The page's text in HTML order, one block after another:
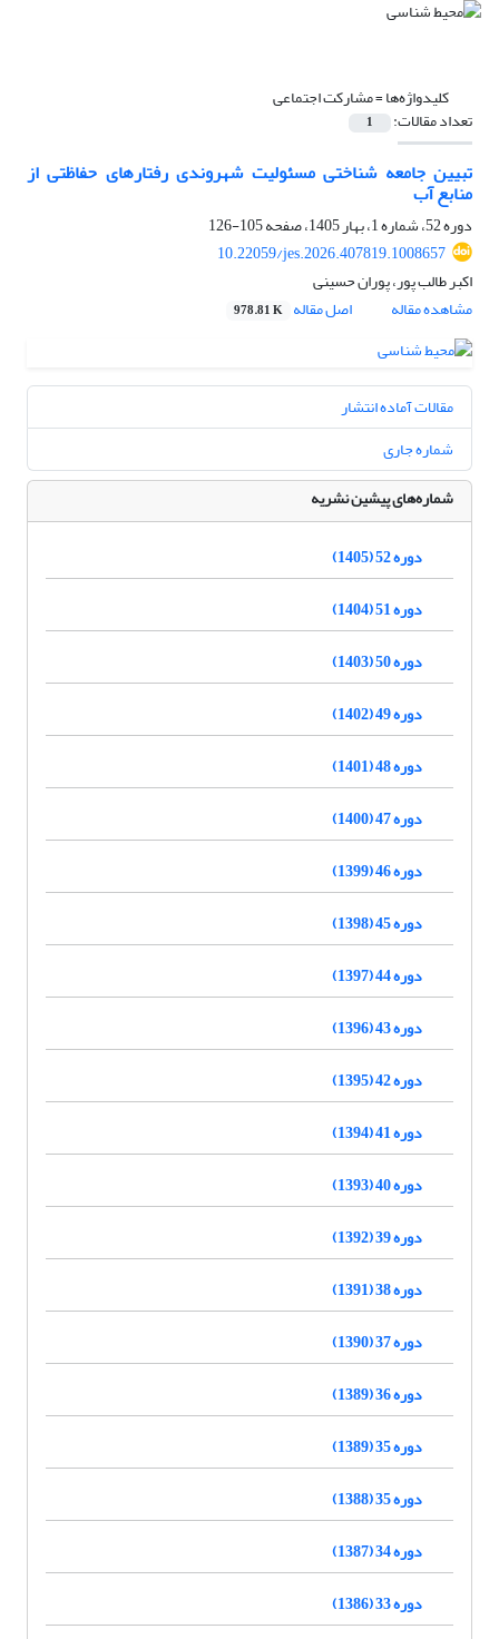
کلیدواژه‌ها =مشارکت اجتماعی
تعداد مقالات: 1
تبیین جامعه شناختی مسئولیت شهروندی رفتارهای حفاظتی از
منابع آب
دوره 52، شماره 1، بهار 1405، صفحه
105-126
10.22059/jes.2026.407819.1008657
اکبر طالب پور، پوران حسینی
مشاهده مقاله
اصل مقاله 978.81 K
مقالات آماده انتشار
شماره جاری
شماره‌های پیشین نشریه
دوره 52 (1405)
دوره 51 (1404)
دوره 50 (1403)
دوره 49 (1402)
دوره 48 (1401)
دوره 47 (1400)
دوره 46 (1399)
دوره 45 (1398)
دوره 44 (1397)
دوره 43 (1396)
دوره 42 (1395)
دوره 41 (1394)
دوره 40 (1393)
دوره 39 (1392)
دوره 38 (1391)
دوره 37 (1390)
دوره 36 (1389)
دوره 35 (1389)
دوره 35 (1388)
دوره 34 (1387)
دوره 33 (1386)